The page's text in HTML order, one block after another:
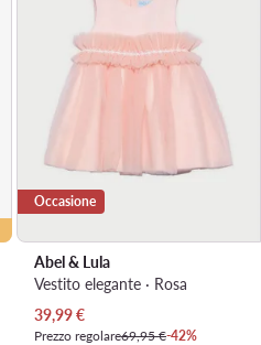
Occasione
Abel & Lula
Vestito elegante · Rosa
Prezzo attuale
39,99€
Prezzo regolare69,95 €-42%